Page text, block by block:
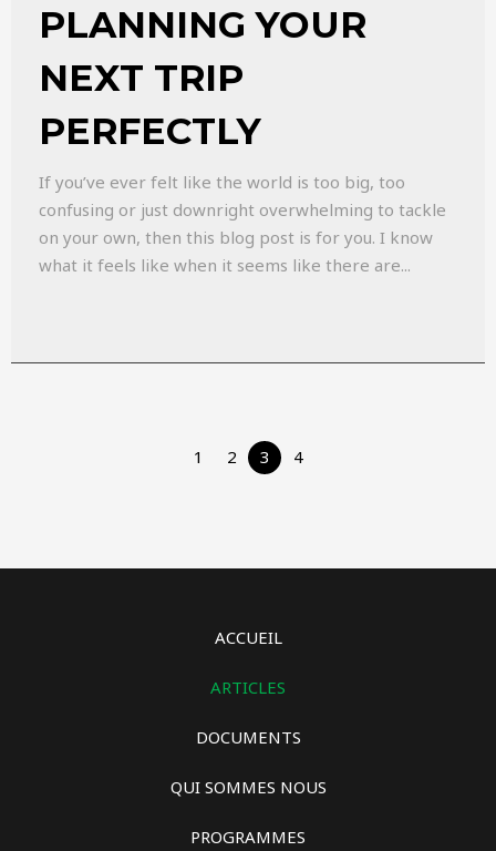
PLANNING YOUR
NEXT TRIP
PERFECTLY
If you’ve ever felt like the world is too big, too
confusing or just downright overwhelming to tackle
on your own, then this blog post is for you. I know
what it feels like when it seems like there are...
1 2 3 4
ACCUEIL
ARTICLES
DOCUMENTS
QUI SOMMES NOUS
PROGRAMMES